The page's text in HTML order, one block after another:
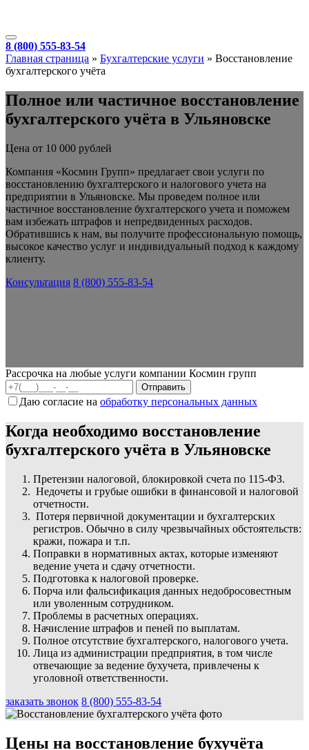
8 (800) 555-83-54
Главная страница » Бухгалтерские услуги » Восстановление
бухгалтерского учёта
Полное или частичное восстановление
бухгалтерского учёта в Ульяновске
Цена от 10 000 рублей
Компания «Космин Групп» предлагает свои услуги по
восстановлению бухгалтерского и налогового учета на
предприятии в Ульяновске. Мы проведем полное или
частичное восстановление бухгалтерского учета и поможем
вам избежать штрафов и непредвиденных расходов.
Обратившись к нам, вы получите профессиональную помощь,
высокое качество услуг и индивидуальный подход к каждому
клиенту.
Консультация 8 (800) 555-83-54
Рассрочка на любые услуги компании Космин групп
Даю согласие на обработку персональных данных
Когда необходимо восстановление
бухгалтерского учёта в Ульяновске
Претензии налоговой, блокировкой счета по 115-ФЗ.
Недочеты и грубые ошибки в финансовой и налоговой
отчетности.
Потеря первичной документации и бухгалтерских
регистров. Обычно в силу чрезвычайных обстоятельств:
кражи, пожара и т.п.
Поправки в нормативных актах, которые изменяют
ведение учета и сдачу отчетности.
Подготовка к налоговой проверке.
Порча или фальсификация данных недобросовестным
или уволенным сотрудником.
Проблемы в расчетных операциях.
Начисление штрафов и пеней по выплатам.
Полное отсутствие бухгалтерского, налогового учета.
Лица из администрации предприятия, в том числе
отвечающие за ведение бухучета, привлечены к
уголовной ответственности.
заказать звонок 8 (800) 555-83-54
Цены на восстановление бухучёта